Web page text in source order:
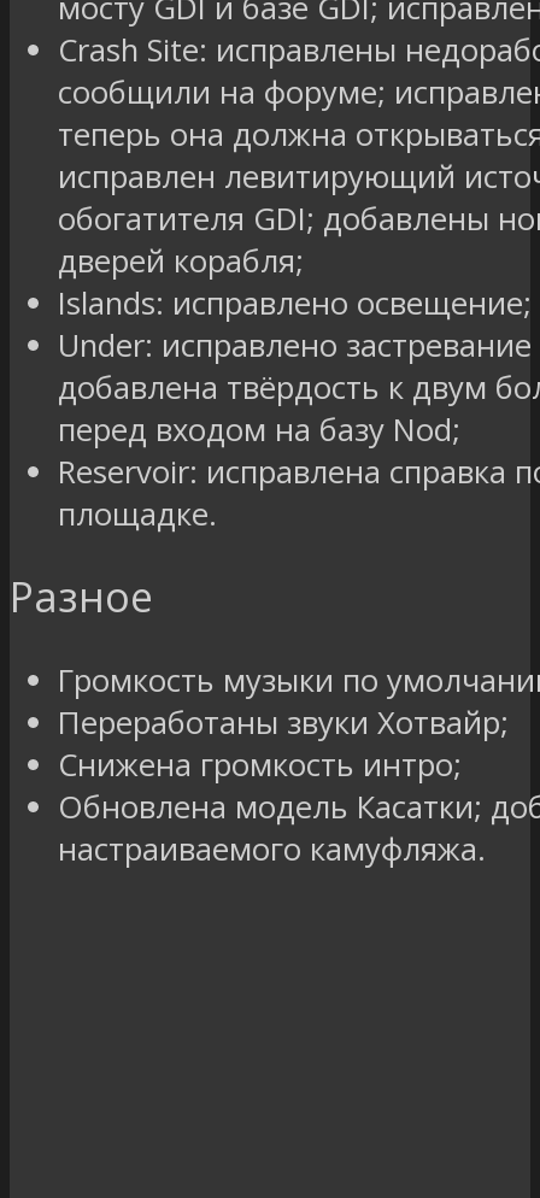
Crash Site: исправлены
сообщили на форуме;
теперь она должна
исправлен левитирующий
обогатителя GDI; добавлены
дверей корабля;
Islands: исправлено освещение;
Under: исправлено
добавлена твёрдость к двум
перед входом на базу Nod;
Reservoir: исправлена справка
площадке.
Разное
Громкость музыки по
Переработаны звуки Хотвайр;
Снижена громкость интро;
Обновлена модель Касатки;
настраиваемого камуфляжа.